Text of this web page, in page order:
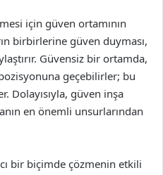
için güven ortamının
birbirlerine güven duyması,
Güvensiz bir ortamda,
geçebilirler; bu
Dolayısıyla, güven inşa
en önemli unsurlarından
bir biçimde çözmenin etkili